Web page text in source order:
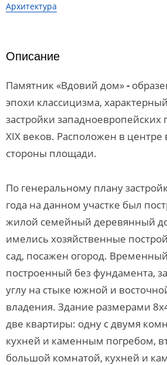
Архитектура
Описание
Памятник «Вдовий дом»-
эпохи классицизма,
застройки западноевропейских
XIX веков. Расположен в центре
стороны площади.
По генеральному плану
года на данном участке был
жилой семейный деревянный
имелись хозяйственные
сад, посажен огород.
построенный без фундамента,
углу на стыке южной и
владения. Здание размерами
две квартиры: одну с двумя
кухней и каменным погребом,
большой комнатой, кухней и